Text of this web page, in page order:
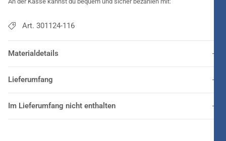
Art. 301124-116
Materialdetails
Lieferumfang
Im Lieferumfang nicht enthalten